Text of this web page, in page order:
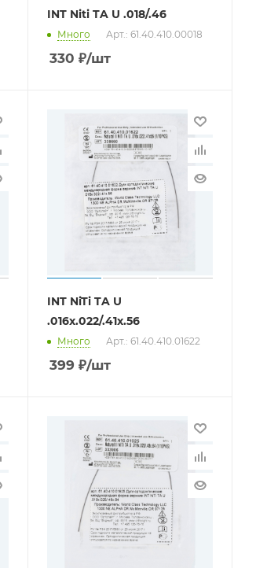
INT Niti TA U .018/.46
Много Арт.: 61.40.410.00018
330 ₽/шт
INT NiTi TA U
.016x.022/.41x.56
Много Арт.: 61.40.410.01622
399 ₽/шт